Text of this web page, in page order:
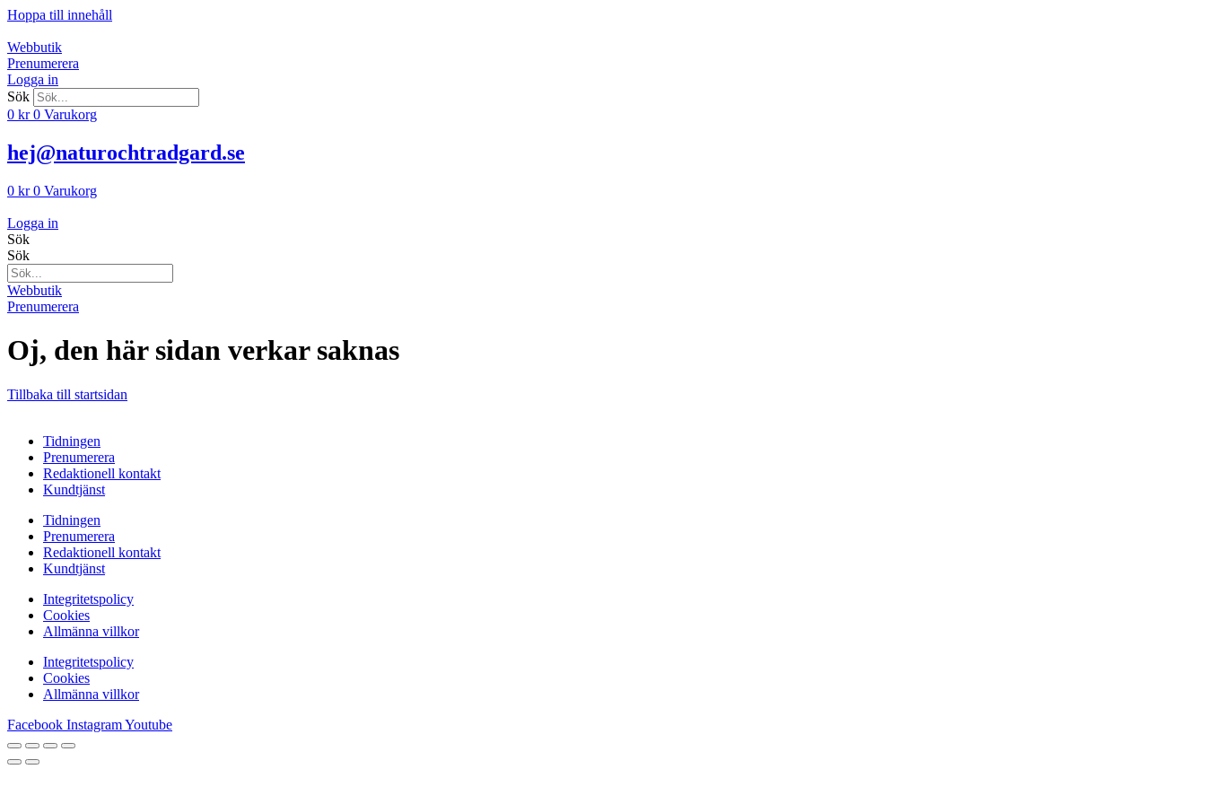
Hoppa till innehåll
Webbutik
Prenumerera
Logga in
Sök
0 kr 0 Varukorg
hej@naturochtradgard.se
0 kr 0 Varukorg
Logga in
Sök
Sök
Webbutik
Prenumerera
Oj, den här sidan verkar saknas
Tillbaka till startsidan
Tidningen
Prenumerera
Redaktionell kontakt
Kundtjänst
Tidningen
Prenumerera
Redaktionell kontakt
Kundtjänst
Integritetspolicy
Cookies
Allmänna villkor
Integritetspolicy
Cookies
Allmänna villkor
Facebook InstagramYoutube